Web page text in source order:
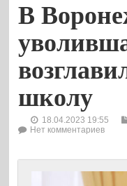
В
школу
18.04.2023 19:55
Нет комментариев